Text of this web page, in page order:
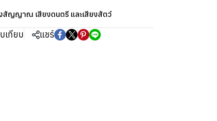
สัญญาณ เสียงดนตรี และเสียงสัตว์
เทียบ แชร์